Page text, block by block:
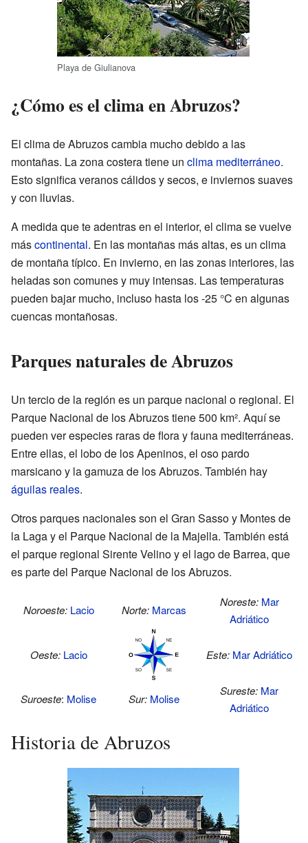
Playa de Giulianova
¿Cómo es el clima en Abruzos?
El clima de Abruzos cambia mucho debido a las
montañas. La zona costera tiene un clima mediterráneo.
Esto significa veranos cálidos y secos, e inviernos suaves
y con lluvias.
A medida que te adentras en el interior, el clima se vuelve
máscontinental. En las montañas más altas, es un clima
de montaña típico. En invierno, en las zonas interiores, las
heladas son comunes y muy intensas. Las temperaturas
pueden bajar mucho, incluso hasta los -25 °C en algunas
cuencas montañosas.
Parques naturales de Abruzos
Un tercio de la región es un parque nacional o regional. El
Parque Nacional de los Abruzos tiene 500 km². Aquí se
pueden ver especies raras de flora y fauna mediterráneas.
Entre ellas, el lobo de los Apeninos, el oso pardo
marsicano y la gamuza de los Abruzos. También hay
águilas reales.
Otros parques nacionales son el Gran Sasso y Montes de
la Laga y el Parque Nacional de la Majella. También está
el parque regional Sirente Velino y el lago de Barrea, que
es parte del Parque Nacional de los Abruzos.
Noroeste: Lacio Norte: Marcas
Noreste: Mar
Adriático
Oeste: Lacio Este: Mar Adriático
Suroeste: Molise Sur: Molise
Sureste: Mar
Adriático
Historia de Abruzos